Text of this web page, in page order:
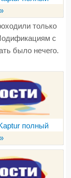
только
с
было нечего.